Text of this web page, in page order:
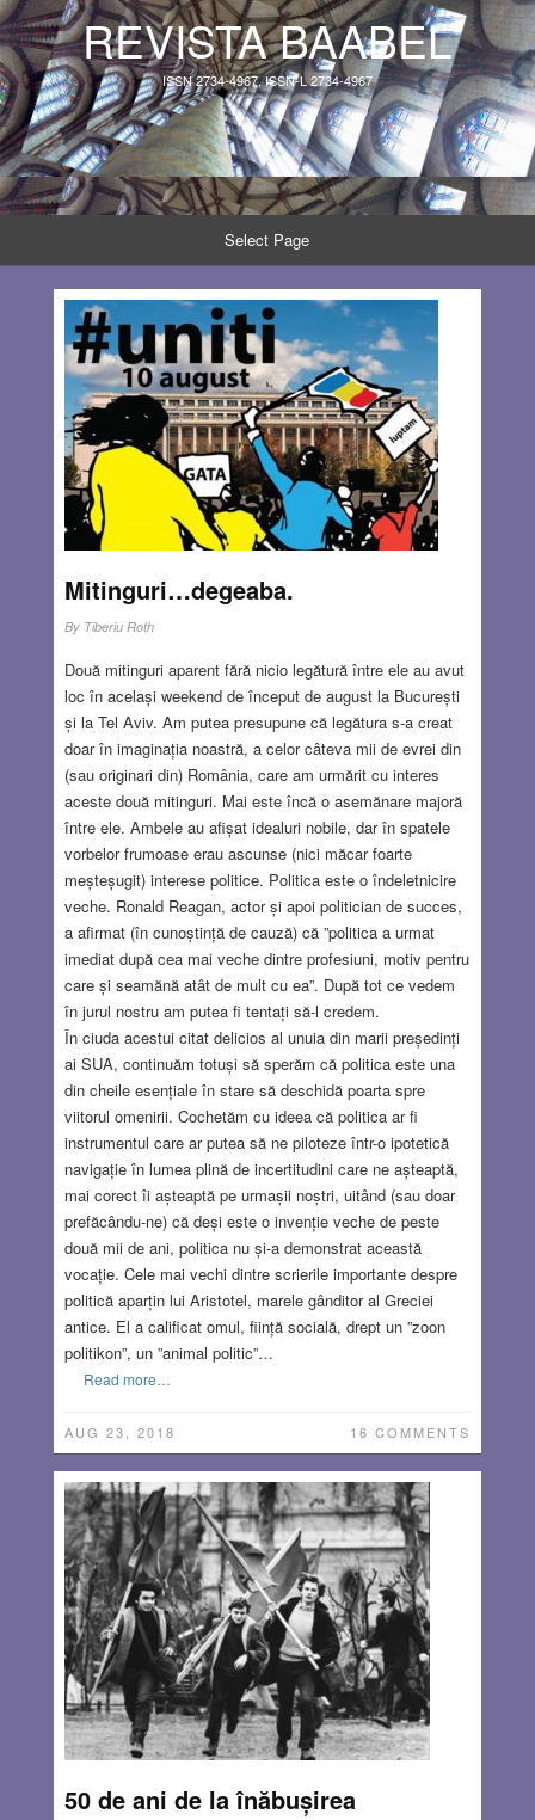
REVISTA BAABEL
ISSN 2734-4967, ISSN-L 2734-4967
Select Page
Mitinguri…degeaba.
By Tiberiu Roth
Două mitinguri aparent fără nicio legătură între ele au avut
loc în același weekend de început de august la București
și la Tel Aviv. Am putea presupune că legătura s-a creat
doar în imaginația noastră, a celor câteva mii de evrei din
(sau originari din) România, care am urmărit cu interes
aceste două mitinguri. Mai este încă o asemănare majoră
între ele. Ambele au afișat idealuri nobile, dar în spatele
vorbelor frumoase erau ascunse (nici măcar foarte
meșteșugit) interese politice. Politica este o îndeletnicire
veche. Ronald Reagan, actor și apoi politician de succes,
a afirmat (în cunoștință de cauză) că ”politica a urmat
imediat după cea mai veche dintre profesiuni, motiv pentru
care și seamănă atât de mult cu ea”. După tot ce vedem
în jurul nostru am putea fi tentați să-l credem.
În ciuda acestui citat delicios al unuia din marii președinți
ai SUA, continuăm totuși să sperăm că politica este una
din cheile esențiale în stare să deschidă poarta spre
viitorul omenirii. Cochetăm cu ideea că politica ar fi
instrumentul care ar putea să ne piloteze într-o ipotetică
navigație în lumea plină de incertitudini care ne așteaptă,
mai corect îi așteaptă pe urmașii noștri, uitând (sau doar
prefăcându-ne) că deși este o invenție veche de peste
două mii de ani, politica nu și-a demonstrat această
vocație. Cele mai vechi dintre scrierile importante despre
politică aparțin lui Aristotel, marele gânditor al Greciei
antice. El a calificat omul, ființă socială, drept un ”zoon
politikon”, un ”animal politic”…
Read more…
AUG 23, 2018 16 COMMENTS
50 de ani de la înăbușirea